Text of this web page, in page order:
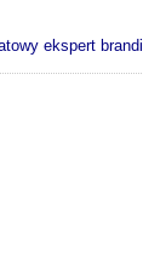
ekspert